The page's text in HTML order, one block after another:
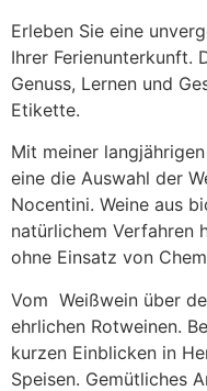
Erleben Sie eine
Ihrer Ferienunterkunft.
Genuss, Lernen und
Etikette.
Mit meiner
eine die Auswahl der
Nocentini. Weine aus
natürlichem Verfahren
ohne Einsatz von
Vom Weißwein über
ehrlichen Rotweinen.
kurzen Einblicken in
Speisen. Gemütliches